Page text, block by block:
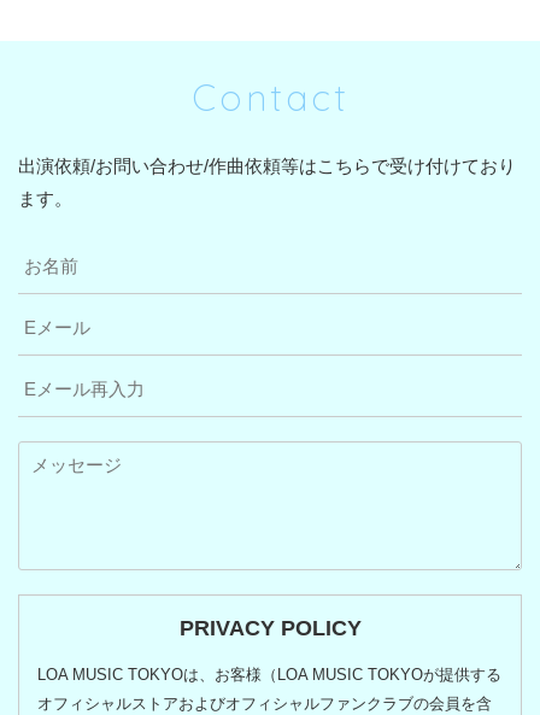
Contact
出演依頼/お問い合わせ/作曲依頼等はこちらで受け付けており
ます。
PRIVACY POLICY
LOA MUSIC TOKYOは、お客様（LOA MUSIC TOKYOが提供する
オフィシャルストアおよびオフィシャルファンクラブの会員を含